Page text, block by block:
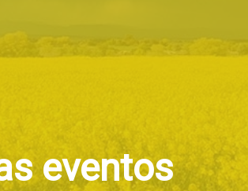
eventos